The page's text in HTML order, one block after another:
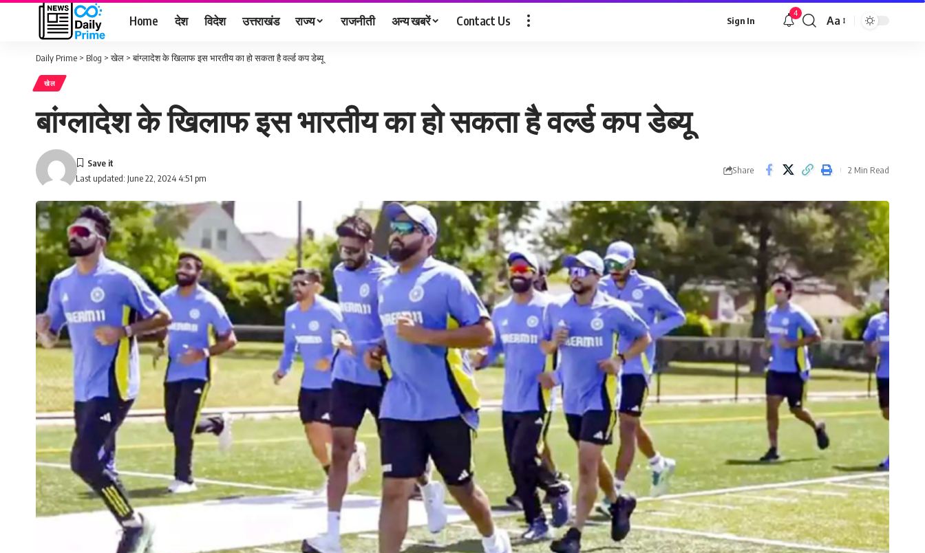
Home देश विदेश उत्तराखंड राज्य राजनीती अन्य खबरें Contact Us Sign In
4
Font
Aa
Daily Prime > Blog >खेल >बांग्लादेश के खिलाफ इस भारतीय का हो सकता है वर्ल्ड कप डेब्यू
खेल
बांग्लादेश के खिलाफ इस भारतीय का हो सकता है वर्ल्ड कप डेब्यू
Last updated: June 22, 2024 4:51 pm
Share 2 Min Read